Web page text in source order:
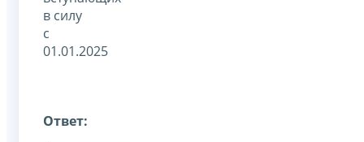
в силу
с
01.01.2025
Ответ: